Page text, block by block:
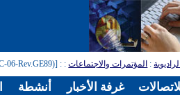
: المؤتمرات والاجتماعات:
: [Regional Radiocommunication Conference for the Revision of the GE89 Agreement (RRC-06-Rev.GE89)]
أنشطة غرفة الأخبار